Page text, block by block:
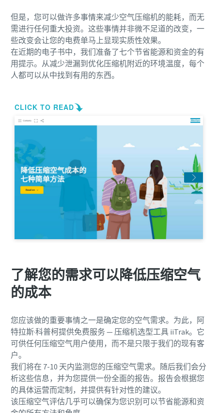
了解详情
但是，您可以做许多事情来减少空气压缩机的能耗，而无
需进行任何重大投资。这些事情并非微不足道的改变，一
些改变会让您的电费单马上显现实质性效果。
在近期的电子书中，我们准备了七个节省能源和资金的有
用提示。从减少泄漏到优化压缩机附近的环境温度，每个
人都可以从中找到有用的东西。
了解您的需求可以降低压缩空气
的成本
您应该做的重要事情之一是确定您的空气需求。为此，阿
特拉斯·科普柯提供免费服务 — 压缩机选型工具 iiTrak。它
可供任何压缩空气用户使用，而不是只限于我们的现有客
户。
我们将在 7-10 天内监测您的压缩空气需求。随后我们会分
析这些信息，并为您提供一份全面的报告。报告会根据您
的具体运营而定制，并提供有针对性的建议。
该压缩空气评估几乎可以确保为您识别可以节省能源和资